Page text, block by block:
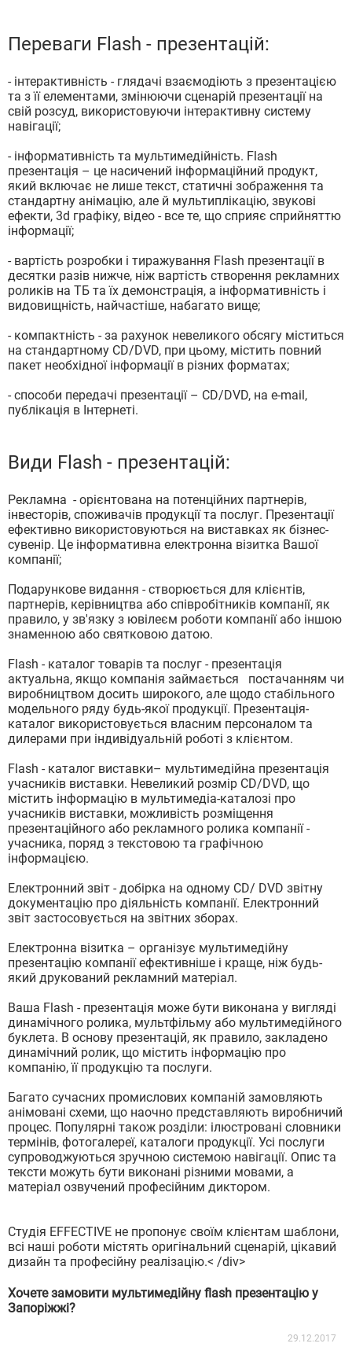
Переваги Flash - презентацій:
- інтерактивність - глядачі взаємодіють з презентацією
та з її елементами, змінюючи сценарій презентації на
свій розсуд, використовуючи інтерактивну систему
навігації;
- інформативність та мультимедійність. Flash
презентація – це насичений інформаційний продукт,
який включає не лише текст, статичні зображення та
стандартну анімацію, але й мультиплікацію, звукові
ефекти, 3d графіку, відео - все те, що сприяє сприйняттю
інформації;
- вартість розробки і тиражування Flash презентації в
десятки разів нижче, ніж вартість створення рекламних
роликів на ТБ та їх демонстрація, а інформативність і
видовищність, найчастіше, набагато вище;
- компактність - за рахунок невеликого обсягу міститься
на стандартному CD/DVD, при цьому, містить повний
пакет необхідної інформації в різних форматах;
- способи передачі презентації – CD/DVD, на e-mail,
публікація в Інтернеті.
Види Flash - презентацій:
Рекламна - орієнтована на потенційних партнерів,
інвесторів, споживачів продукції та послуг. Презентації
ефективно використовуються на виставках як бізнес-
сувенір. Це інформативна електронна візитка Вашої
компанії;
Подарункове видання - створюється для клієнтів,
партнерів, керівництва або співробітників компанії, як
правило, у зв'язку з ювілеєм роботи компанії або іншою
знаменною або святковою датою.
Flash - каталог товарів та послуг - презентація
актуальна, якщо компанія займається постачанням чи
виробництвом досить широкого, але щодо стабільного
модельного ряду будь-якої продукції. Презентація-
каталог використовується власним персоналом та
дилерами при індивідуальній роботі з клієнтом.
Flash - каталог виставки– мультимедійна презентація
учасників виставки. Невеликий розмір CD/DVD, що
містить інформацію в мультимедіа-каталозі про
учасників виставки, можливість розміщення
презентаційного або рекламного ролика компанії -
учасника, поряд з текстовою та графічною
інформацією.
Електронний звіт - добірка на одному CD/ DVD звітну
документацію про діяльність компанії. Електронний
звіт застосовується на звітних зборах.
Електронна візитка – організує мультимедійну
презентацію компанії ефективніше і краще, ніж будь-
який друкований рекламний матеріал.
Ваша Flash - презентація може бути виконана у вигляді
динамічного ролика, мультфільму або мультимедійного
буклета. В основу презентацій, як правило, закладено
динамічний ролик, що містить інформацію про
компанію, її продукцію та послуги.
Багато сучасних промислових компаній замовляють
анімовані схеми, що наочно представляють виробничий
процес. Популярні також розділи: ілюстровані словники
термінів, фотогалереї, каталоги продукції. Усі послуги
супроводжуються зручною системою навігації. Опис та
тексти можуть бути виконані різними мовами, а
матеріал озвучений професійним диктором.
Студія EFFECTIVE не пропонує своїм клієнтам шаблони,
всі наші роботи містять оригінальний сценарій, цікавий
дизайн та професійну реалізацію.< /div>
Хочете замовити мультимедійну flash презентацію у
Запоріжжі?
29.12.2017